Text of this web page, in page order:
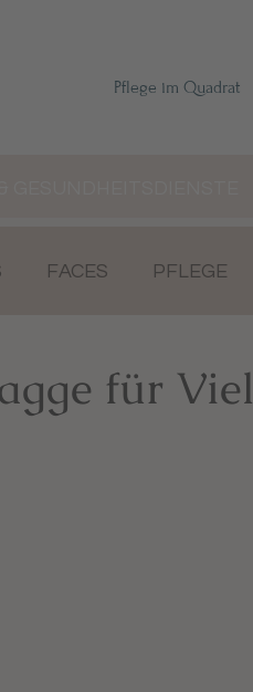
Pflege im Quadrat
FACES PFLEGE
für